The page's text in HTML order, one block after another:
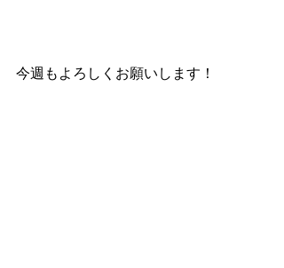
今週もよろしくお願いします！